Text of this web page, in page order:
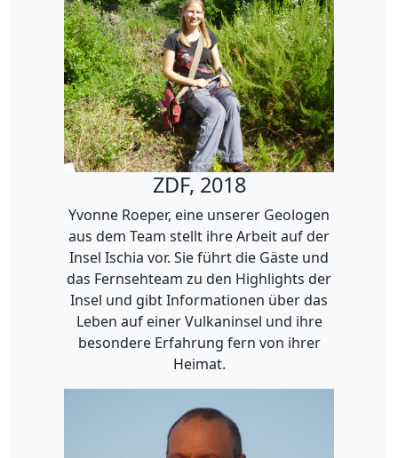
ZDF, 2018
Yvonne Roeper, eine unserer Geologen
aus dem Team stellt ihre Arbeit auf der
Insel Ischia vor. Sie führt die Gäste und
das Fernsehteam zu den Highlights der
Insel und gibt Informationen über das
Leben auf einer Vulkaninsel und ihre
besondere Erfahrung fern von ihrer
Heimat.